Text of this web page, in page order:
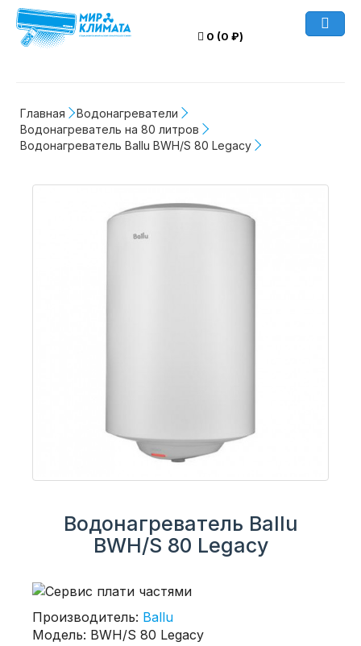
0 (0 ₽)
Главная
Водонагреватели
Водонагреватель на 80 литров
Водонагреватель Ballu BWH/S 80 Legacy
Водонагреватель Ballu
BWH/S 80 Legacy
Производитель: Ballu
Модель: BWH/S 80 Legacy